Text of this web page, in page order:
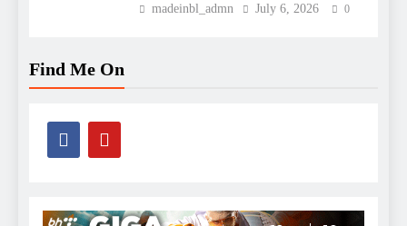
madeinbl_admn July 6, 2026 0
Find Me On